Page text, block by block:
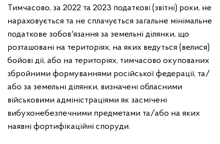
Тимчасово, за 2022 та 2023 податкові (звітні) роки, не
нараховується та не сплачується загальне мінімальне
податкове зобов'язання за земельні ділянки, що
розташовані на територіях, на яких ведуться (велися)
бойові дії, або на територіях, тимчасово окупованих
збройними формуваннями російської федерації, та/
або за земельні ділянки, визначені обласними
військовими адміністраціями як засмічені
вибухонебезпечними предметами та/або на яких
наявні фортифікаційні споруди.